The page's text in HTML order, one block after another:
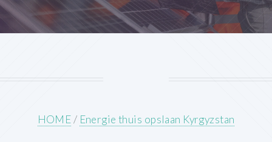
HOME/ Energie thuis opslaan Kyrgyzstan